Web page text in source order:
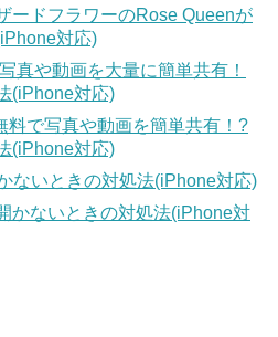
ードフラワーのRose Queenが
対応)
真や動画を大量に簡単共有！
(iPhone対応)
料で写真や動画を簡単共有！?
(iPhone対応)
ないときの対処法(iPhone対応)
かないときの対処法(iPhone対